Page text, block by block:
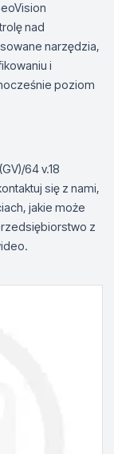
nad
narzędzia,
i
poziom
64 v.18
się z nami,
jakie może
z